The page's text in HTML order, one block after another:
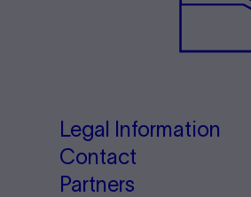
Legal Information
Contact
Partners